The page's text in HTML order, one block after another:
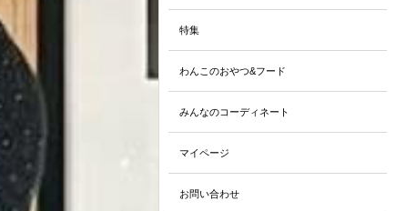
特集
わんこのおやつ&フード
みんなのコーディネート
マイページ
お問い合わせ